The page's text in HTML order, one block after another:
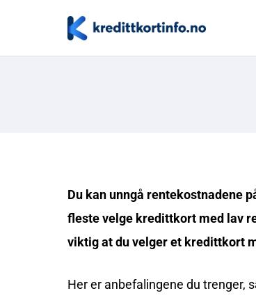
Du kan unngå rentekostnadene
fleste velge kredittkort med lav
viktig at du velger et kredittkort
Her er anbefalingene du trenger,